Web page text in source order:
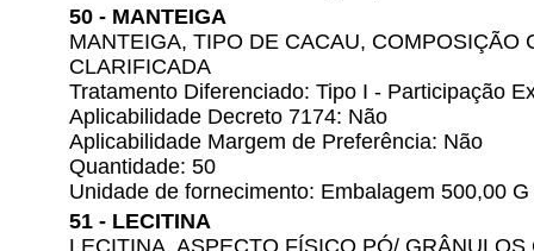
50 - MANTEIGA
MANTEIGA, TIPO DE CACAU, COMPOSIÇÃO
CLARIFICADA
Tratamento Diferenciado: Tipo I - Participação
Aplicabilidade Decreto 7174: Não
Aplicabilidade Margem de Preferência: Não
Quantidade: 50
Unidade de fornecimento: Embalagem 500,00 G
51 - LECITINA
LECITINA, ASPECTO FÍSICO PÓ/